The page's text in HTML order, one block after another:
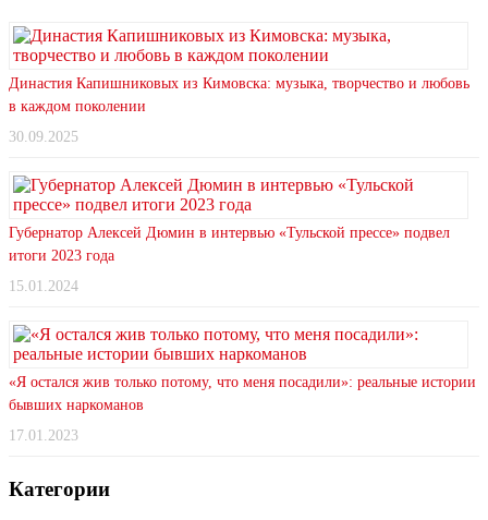
Династия Капишниковых из Кимовска: музыка, творчество и любовь
в каждом поколении
30.09.2025
Губернатор Алексей Дюмин в интервью «Тульской прессе» подвел
итоги 2023 года
15.01.2024
«Я остался жив только потому, что меня посадили»: реальные истории
бывших наркоманов
17.01.2023
Категории